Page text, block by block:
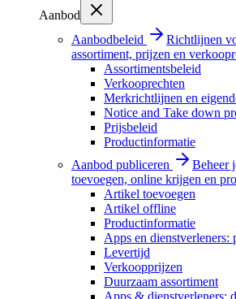
Aanbod
Aanbodbeleid
Richtlijnen
assortiment, prijzen en
Assortimentsbeleid
Verkooprechten
Merkrichtlijnen en
Notice and Take down
Prijsbeleid
Productinformatie
Aanbod publiceren
Beheer
toevoegen, online krijgen en
Artikel toevoegen
Artikel offline
Productinformatie
Apps en dienstverleners:
Levertijd
Verkoopprijzen
Duurzaam assortiment
Apps & dienstverleners: